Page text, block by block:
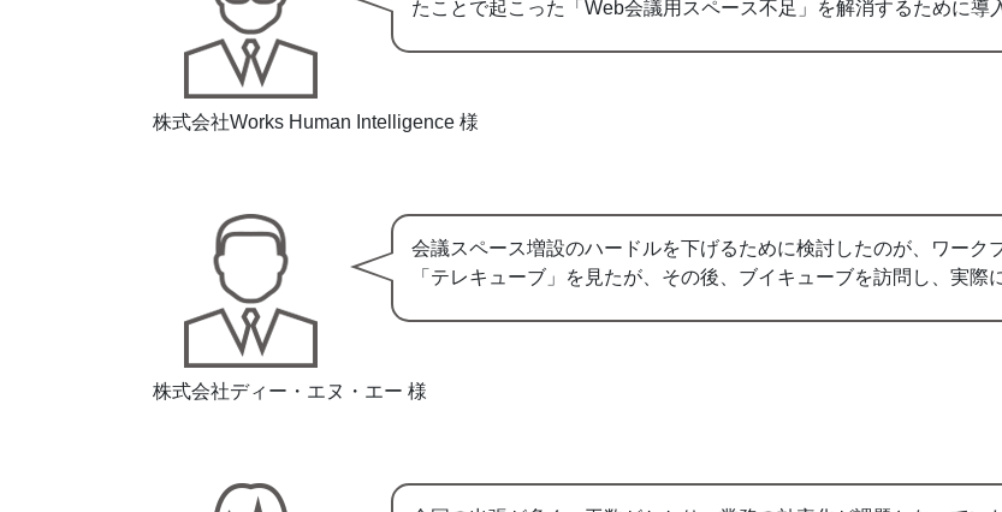
たことで起こった「Web会議用スペース不足」を解消するために導
株式会社Works Human Intelligence 様
会議スペース増設のハードルを下げるために検討したのが、ワーク
「テレキューブ」を見たが、その後、ブイキューブを訪問し、実際
株式会社ディー・エヌ・エー 様